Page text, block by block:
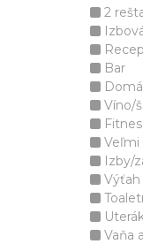
2
Bar
Víno/
Veľmi
Izby/
Výťah
Vaňa